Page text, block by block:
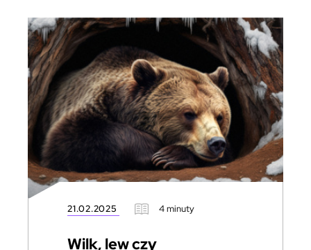
21.02.2025 4 minuty
Wilk, lew czy